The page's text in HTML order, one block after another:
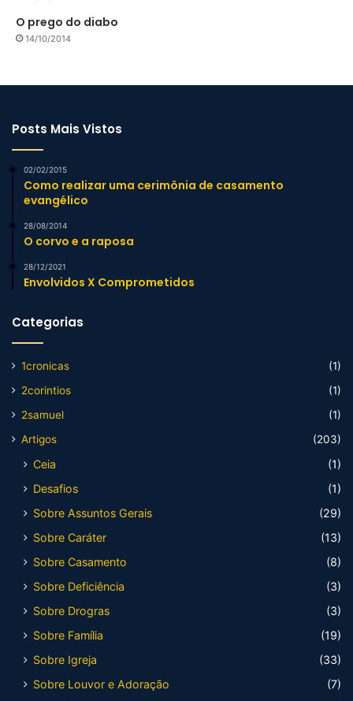
O prego do diabo
14/10/2014
Posts Mais Vistos
02/02/2015
Como realizar uma cerimônia de casamento
evangélico
28/08/2014
O corvo e a raposa
28/12/2021
Envolvidos X Comprometidos
Categorias
1cronicas
(1)
2corintios
(1)
2samuel
(1)
Artigos
(203)
Ceia
(1)
Desafios
(1)
Sobre Assuntos Gerais
(29)
Sobre Caráter
(13)
Sobre Casamento
(8)
Sobre Deficiência
(3)
Sobre Drogras
(3)
Sobre Família
(19)
Sobre Igreja
(33)
Sobre Louvor e Adoração
(7)